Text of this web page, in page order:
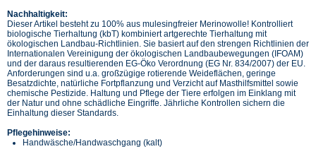
Nachhaltigkeit:
Dieser Artikel besteht zu 100% aus mulesingfreier Merinowolle! Kontrolliert
biologische Tierhaltung (kbT) kombiniert artgerechte Tierhaltung mit
ökologischen Landbau-Richtlinien. Sie basiert auf den strengen Richtlinien der
Internationalen Vereinigung der ökologischen Landbaubewegungen (IFOAM)
und der daraus resultierenden EG-Öko Verordnung (EG Nr. 834/2007) der EU.
Anforderungen sind u.a. großzügige rotierende Weideflächen, geringe
Besatzdichte, natürliche Fortpflanzung und Verzicht auf Masthilfsmittel sowie
chemische Pestizide. Haltung und Pflege der Tiere erfolgen im Einklang mit
der Natur und ohne schädliche Eingriffe. Jährliche Kontrollen sichern die
Einhaltung dieser Standards.
Pflegehinweise:
Handwäsche/Handwaschgang (kalt)